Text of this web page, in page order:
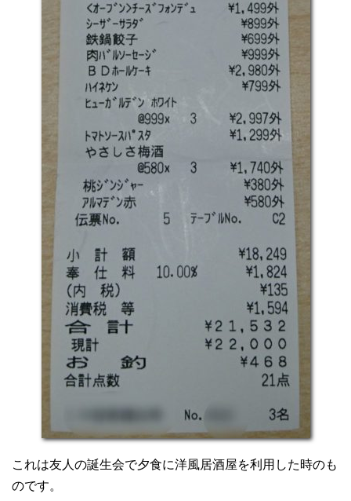
これは友人の誕生会で夕食に洋風居酒屋を利用した時のも
のです。